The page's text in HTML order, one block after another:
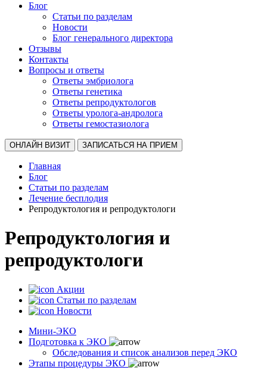
Блог
Статьи по разделам
Новости
Блог генерального директора
Отзывы
Контакты
Вопросы и ответы
Ответы эмбриолога
Ответы генетика
Ответы репродуктологов
Ответы уролога-андролога
Ответы гемостазиолога
ОНЛАЙН ВИЗИТ ЗАПИСАТЬСЯ НА ПРИЕМ
Главная
Блог
Статьи по разделам
Лечение бесплодия
Репродуктология и репродуктологи
Репродуктология и
репродуктологи
Акции
Статьи по разделам
Новости
Мини-ЭКО
Подготовка к ЭКО
Обследования и список анализов перед ЭКО
Этапы процедуры ЭКО